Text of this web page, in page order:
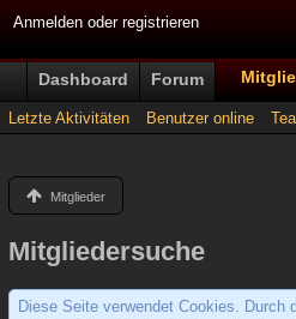
Anmelden oder registrieren
Dashboard Forum
Letzte Aktivitäten Benutzer online
Mitglieder
Mitgliedersuche
Diese Seite verwendet Cookies. Durch